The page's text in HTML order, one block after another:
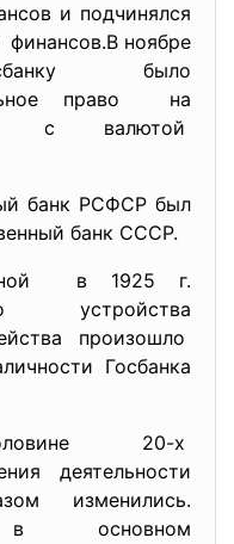
и подчинялся
ноябре
было
право на
с валютой
банк РСФСР был
банк СССР.
в 1925 г.
устройства
произошло
Госбанка
20-х
деятельности
изменились.
в основном